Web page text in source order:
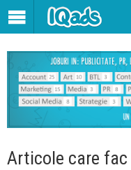
Articole care